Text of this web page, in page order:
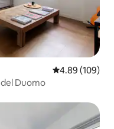
Calificación
4.89 (109)
Duomo